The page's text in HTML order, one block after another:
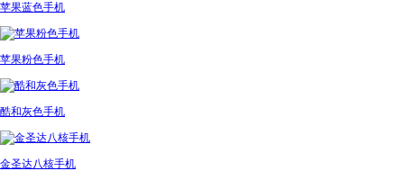
苹果蓝色手机
苹果粉色手机
酷和灰色手机
金圣达八核手机